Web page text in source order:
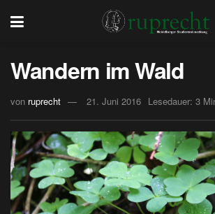
Wandern im Wald
von ruprecht 21. Juni 2016 Lesedauer: 3